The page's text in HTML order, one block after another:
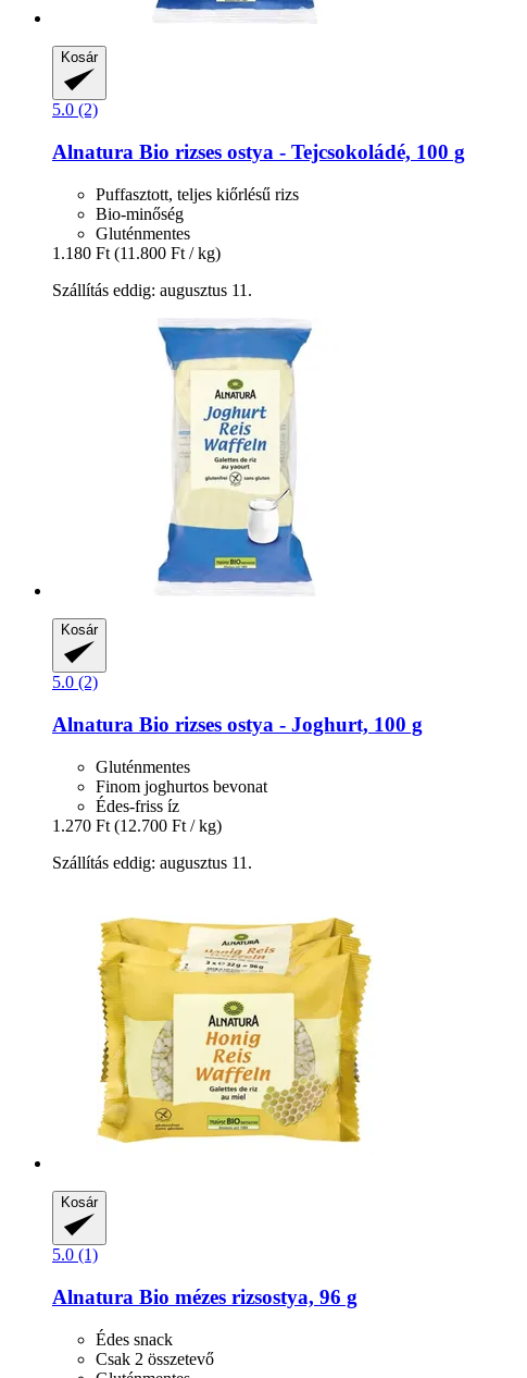
Kosár
5.0 (2)
Alnatura Bio rizses ostya -​ Tejcsokoládé, 100 g
Puffasztott, teljes kiőrlésű rizs
Bio-minőség
Gluténmentes
1.180 Ft (11.800 Ft / kg)
Szállítás eddig: augusztus 11.
Kosár
5.0 (2)
Alnatura Bio rizses ostya -​ Joghurt, 100 g
Gluténmentes
Finom joghurtos bevonat
Édes-friss íz
1.270 Ft (12.700 Ft / kg)
Szállítás eddig: augusztus 11.
Kosár
5.0 (1)
Alnatura Bio mézes rizsostya, 96 g
Édes snack
Csak 2 összetevő